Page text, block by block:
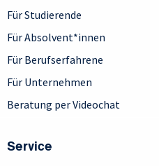
Für Studierende
Für Absolvent*innen
Für Berufserfahrene
Für Unternehmen
Beratung per Videochat
Service